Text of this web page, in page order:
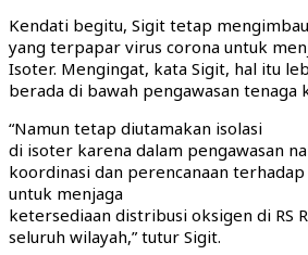
Kendati begitu, Sigit tetap
yang terpapar virus corona untuk
Isoter. Mengingat, kata Sigit, hal itu
berada di bawah pengawasan tenaga
“Namun tetap diutamakan isolasi
di isoter karena dalam pengawasan
koordinasi dan perencanaan
untuk menjaga
ketersediaan distribusi oksigen di RS
seluruh wilayah,” tutur Sigit.